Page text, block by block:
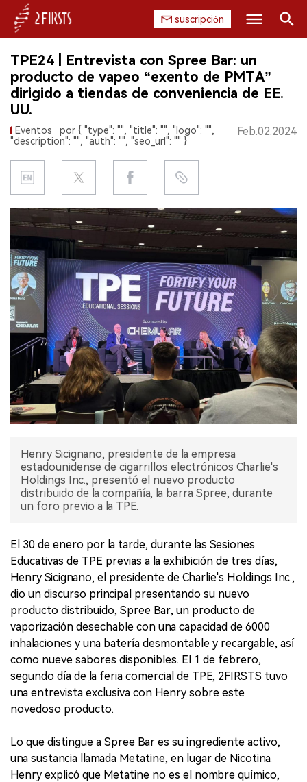
suscripción
INICIO
EMPRESA
PRODUCTO
REGULACIÓN
DATOS
EXPOSICIÓN
ENTREVISTA
TPE24 | Entrevista con Spree Bar: un
producto de vapeo “exento de PMTA”
dirigido a tiendas de conveniencia de EE.
UU.
Eventos
por { "type": "", "title": "", "logo": "",
"description": "", "auth": "", "seo_url": "" }
Feb.02.2024
Henry Sicignano, presidente de la empresa
estadounidense de cigarrillos electrónicos Charlie's
Holdings Inc., presentó el nuevo producto
distribuido de la compañía, la barra Spree, durante
un foro previo a la TPE.
El 30 de enero por la tarde, durante las Sesiones
Educativas de TPE previas a la exhibición de tres días,
Henry Sicignano, el presidente de Charlie's Holdings Inc.,
dio un discurso principal presentando su nuevo
producto distribuido, Spree Bar, un producto de
vaporización desechable con una capacidad de 6000
inhalaciones y una batería desmontable y recargable, así
como nueve sabores disponibles. El 1 de febrero,
segundo día de la feria comercial de TPE, 2FIRSTS tuvo
una entrevista exclusiva con Henry sobre este
novedoso producto.
Lo que distingue a Spree Bar es su ingrediente activo,
una sustancia llamada Metatine, en lugar de Nicotina.
Henry explicó que Metatine no es el nombre químico,